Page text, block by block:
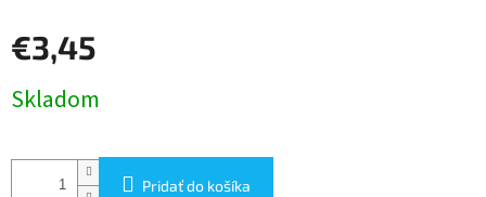
€3,45
cena:
Skladom
Pridať do košíka